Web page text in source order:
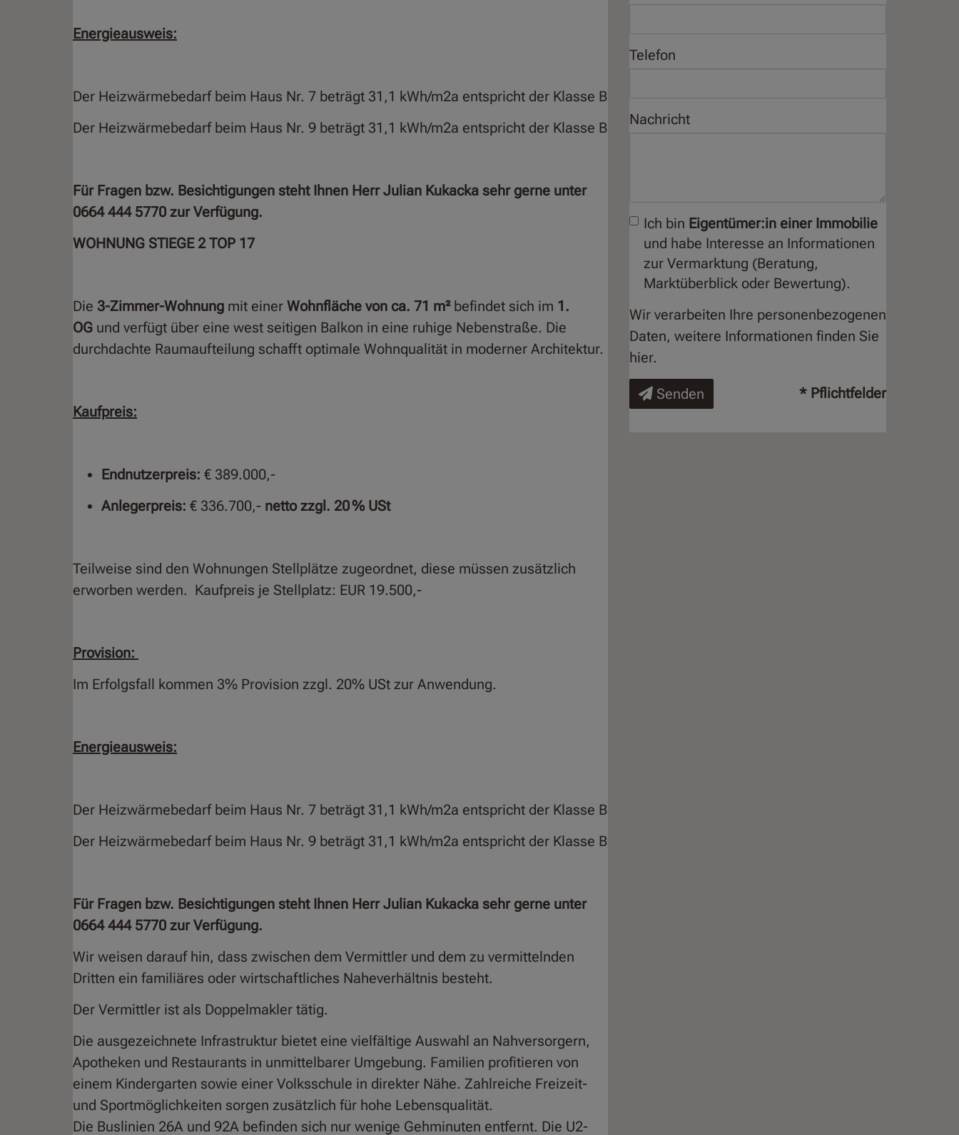
Energieausweis:
Der Heizwärmebedarf beim Haus Nr. 7 beträgt 31,1 kWh/m2a entspricht der Klasse B
Der Heizwärmebedarf beim Haus Nr. 9 beträgt 31,1 kWh/m2a entspricht der Klasse B
Für Fragen bzw. Besichtigungen steht Ihnen Herr Julian Kukacka sehr gerne unter
0664 444 5770 zur Verfügung.
WOHNUNG STIEGE 2 TOP 17
Die 3-Zimmer-Wohnung mit einer Wohnfläche von ca. 71 m²befindet sich im 1.
OG und verfügt über eine west seitigen Balkon in eine ruhige Nebenstraße. Die
durchdachte Raumaufteilung schafft optimale Wohnqualität in moderner Architektur.
Kaufpreis:
Endnutzerpreis: € 389.000,-
Anlegerpreis: € 336.700,- netto zzgl. 20 % USt
Teilweise sind den Wohnungen Stellplätze zugeordnet, diese müssen zusätzlich
erworben werden. Kaufpreis je Stellplatz: EUR 19.500,-
Provision:
Im Erfolgsfall kommen 3% Provision zzgl. 20% USt zur Anwendung.
Energieausweis:
Der Heizwärmebedarf beim Haus Nr. 7 beträgt 31,1 kWh/m2a entspricht der Klasse B
Der Heizwärmebedarf beim Haus Nr. 9 beträgt 31,1 kWh/m2a entspricht der Klasse B
Für Fragen bzw. Besichtigungen steht Ihnen Herr Julian Kukacka sehr gerne unter
0664 444 5770 zur Verfügung.
Wir weisen darauf hin, dass zwischen dem Vermittler und dem zu vermittelnden
Dritten ein familiäres oder wirtschaftliches Naheverhältnis besteht.
Der Vermittler ist als Doppelmakler tätig.
Die ausgezeichnete Infrastruktur bietet eine vielfältige Auswahl an Nahversorgern,
Apotheken und Restaurants in unmittelbarer Umgebung. Familien profitieren von
einem Kindergarten sowie einer Volksschule in direkter Nähe. Zahlreiche Freizeit-
und Sportmöglichkeiten sorgen zusätzlich für hohe Lebensqualität.
Die Buslinien 26A und 92A befinden sich nur wenige Gehminuten entfernt. Die U2-
Telefon
Nachricht
Ich bin Eigentümer:in einer Immobilie
und habe Interesse an Informationen
zur Vermarktung (Beratung,
Marktüberblick oder Bewertung).
Wir verarbeiten Ihre personenbezogenen
Daten, weitere Informationen finden Sie
hier.
Senden * Pflichtfelder